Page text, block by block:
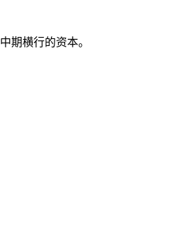
期横行的资本。